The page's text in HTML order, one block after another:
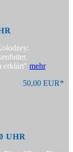
erklärt" mehr
50,00 EUR*
UHR